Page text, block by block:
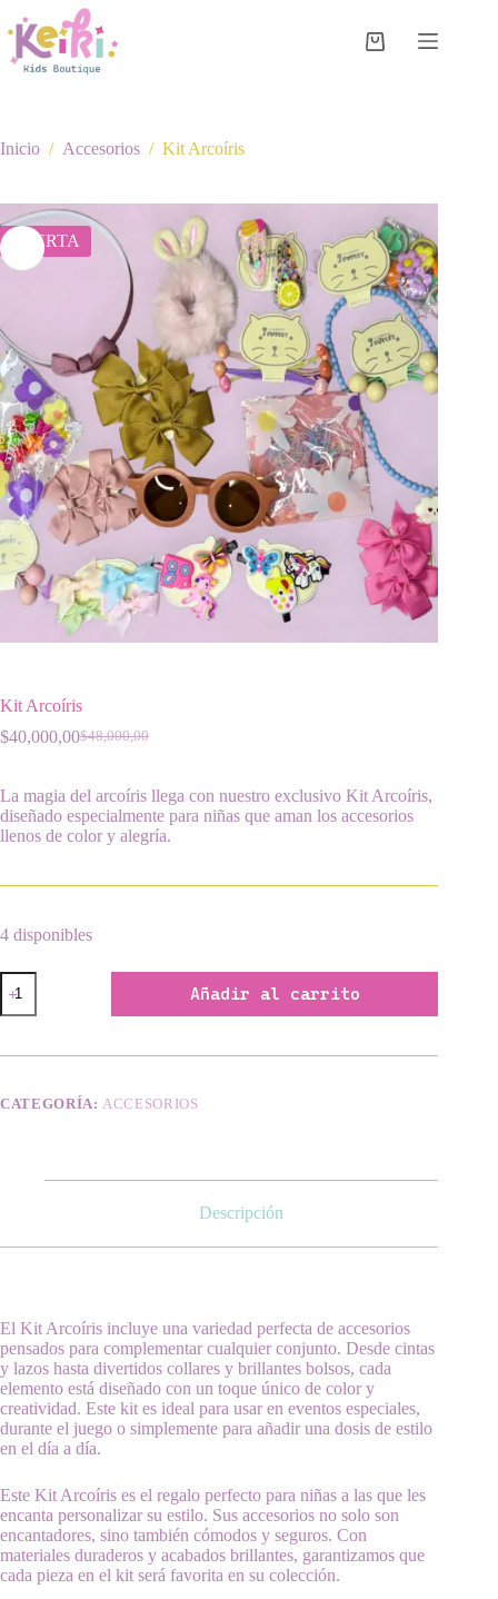
al
contenido
Carro
Inicio / Accesorios / Kit Arcoíris
OFERTA
Kit Arcoíris
$48,000,00
El
era:
$48,000,00.
$40,000,00El
es:
$40,000,00.
La magia del arcoíris llega con nuestro exclusivo Kit Arcoíris,
diseñado especialmente para niñas que aman los accesorios
llenos de color y alegría.
4 disponibles
Kit
Arcoíris
cantidad
Añadir al carrito
CATEGORÍA: ACCESORIOS
Descripción
El Kit Arcoíris incluye una variedad perfecta de accesorios
pensados para complementar cualquier conjunto. Desde cintas
y lazos hasta divertidos collares y brillantes bolsos, cada
elemento está diseñado con un toque único de color y
creatividad. Este kit es ideal para usar en eventos especiales,
durante el juego o simplemente para añadir una dosis de estilo
en el día a día.
Este Kit Arcoíris es el regalo perfecto para niñas a las que les
encanta personalizar su estilo. Sus accesorios no solo son
encantadores, sino también cómodos y seguros. Con
materiales duraderos y acabados brillantes, garantizamos que
cada pieza en el kit será favorita en su colección.